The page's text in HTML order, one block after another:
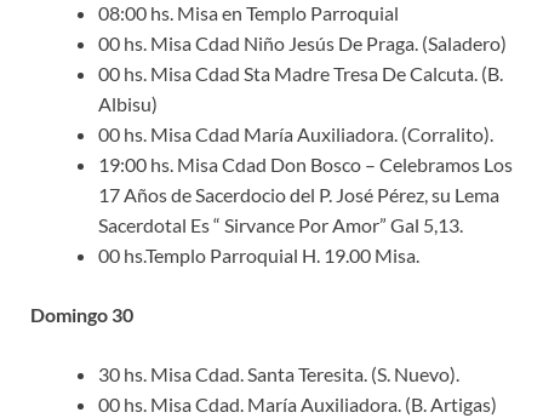
08:00 hs. Misa en Templo Parroquial
00 hs. Misa Cdad Niño Jesús De Praga. (Saladero)
00 hs. Misa Cdad Sta Madre Tresa De Calcuta. (B.
Albisu)
00 hs. Misa Cdad María Auxiliadora. (Corralito).
19:00 hs. Misa Cdad Don Bosco – Celebramos Los
17 Años de Sacerdocio del P. José Pérez, su Lema
Sacerdotal Es “ Sirvance Por Amor” Gal 5,13.
00 hs.Templo Parroquial H. 19.00 Misa.
Domingo 30
30 hs. Misa Cdad. Santa Teresita. (S. Nuevo).
00 hs. Misa Cdad. María Auxiliadora. (B. Artigas)